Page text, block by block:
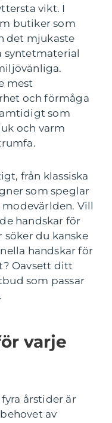
vikt. I
butiker som
det mjukaste
syntetmaterial
mest
och förmåga
som
och varm
från klassiska
som speglar
Vill
handskar för
du kanske
handskar för
Oavsett ditt
som passar
varje
årstider är
av